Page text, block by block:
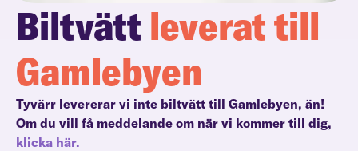
Biltvätt leverat till
Gamlebyen
Tyvärr levererar vi inte biltvätt till Gamlebyen, än!
Om du vill få meddelande om när vi kommer till dig,
klicka här.